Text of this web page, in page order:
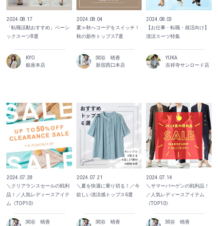
2024.08.17
「転職活動おすすめ」ベーシ
ックスーツ8選
KYO
銀座本店
2024.08.04
夏≫秋へコーデをスイッチ！
秋の新作トップス7選
関谷 晴香
新宿西口本店
2024.08.03
【お仕事・転職・就活向け】
清涼スーツ特集
YUKA
吉祥寺サンロード店
2024.07.28
＼クリアランスセールの戦利
品！／人気レディースアイテ
ム《TOP10》
関谷 晴香
2024.07.21
＼夏を快適に乗り切る！／今
欲しい清涼感トップス6選
関谷 晴香
2024.07.14
＼サマーバーゲンの戦利品！
／人気レディースアイテム
《TOP10》
関谷 晴香